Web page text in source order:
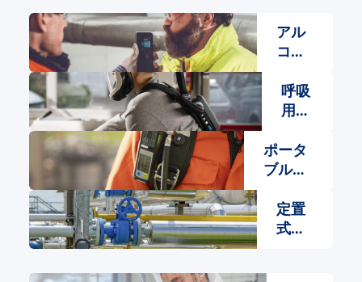
アル
コー
査​
呼吸
用保
ポータ
ブルガ
器​定置
式ガ